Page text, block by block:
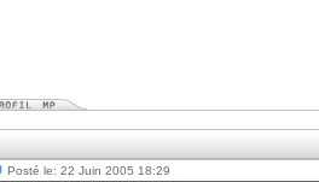
Posté le: 22 Juin 2005 18:29